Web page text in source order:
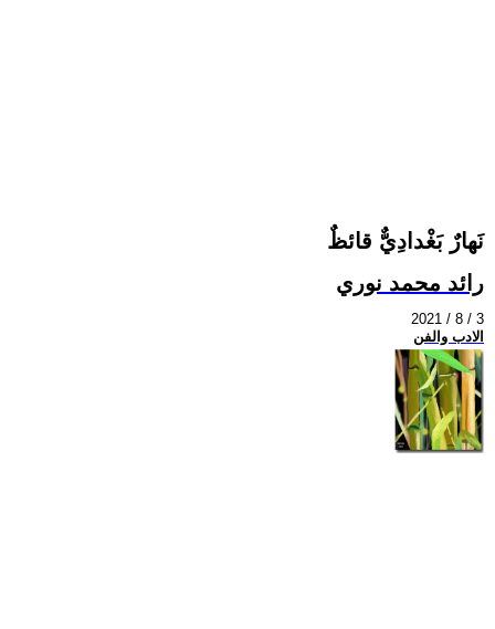
نَهارٌ بَغْدادِيٌّ قائظٌ
رائد محمد نوري
2021 / 8 / 3
الادب والفن